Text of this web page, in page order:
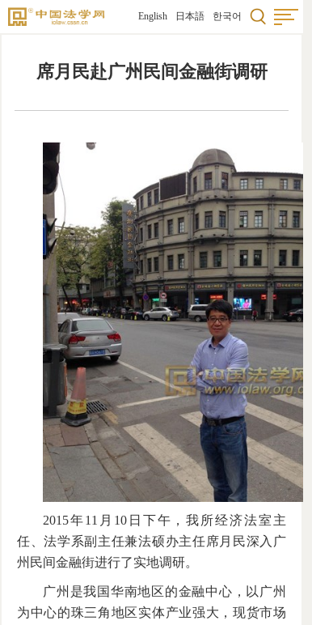
English 日本語 한국어
席月民赴广州民间金融街调研
2015年11月10日下午，我所经济法室主
任、法学系副主任兼法硕办主任席月民深入广
州民间金融街进行了实地调研。
广州是我国华南地区的金融中心，以广州
为中心的珠三角地区实体产业强大，现货市场